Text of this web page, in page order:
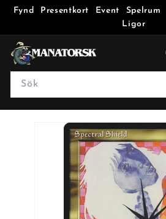
Fynd Presentkort Event Spelrum
Ligor
M
a
a
t
Search